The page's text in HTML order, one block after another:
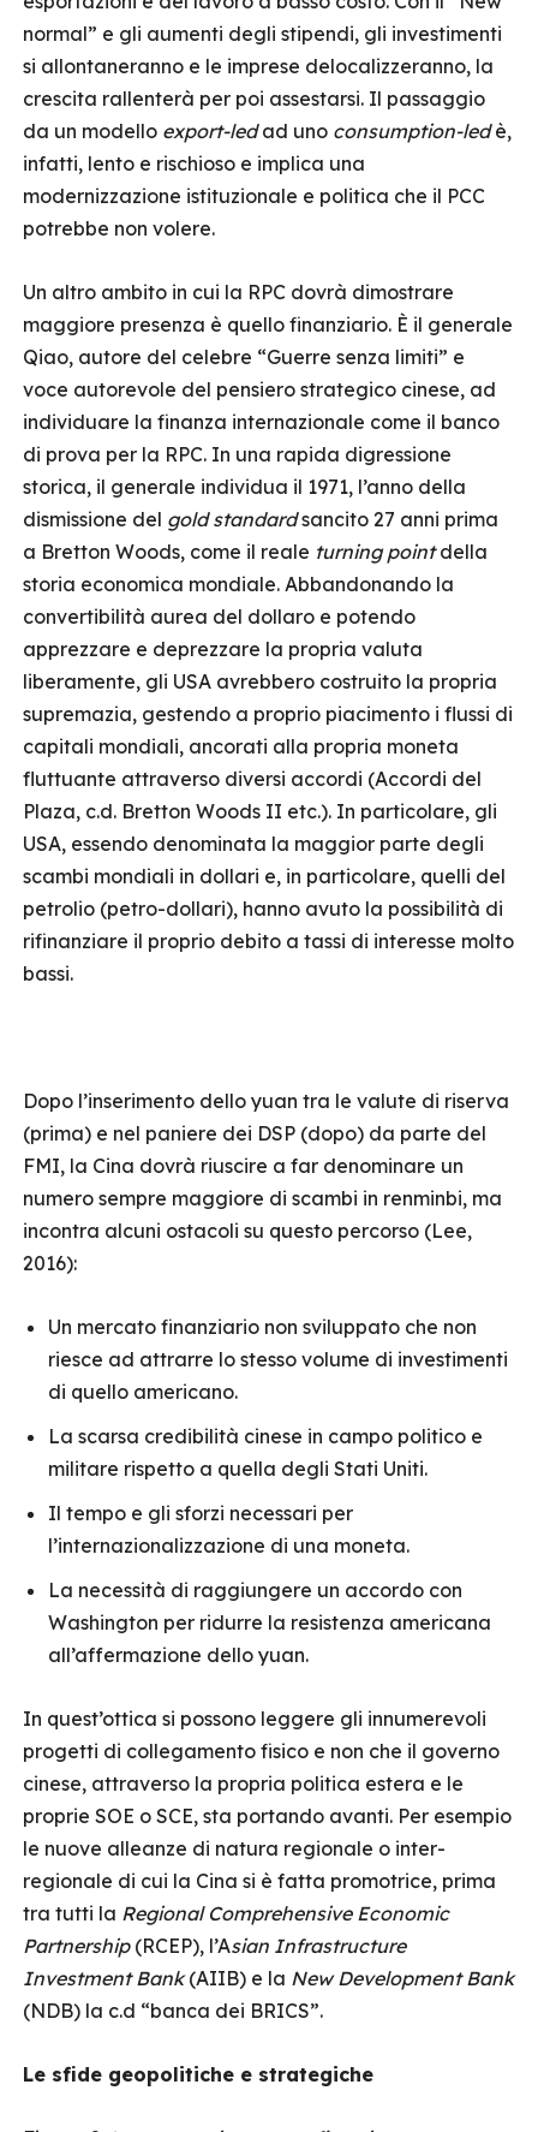
normal” e gli aumenti degli stipendi, gli investimenti
si allontaneranno e le imprese delocalizzeranno, la
crescita rallenterà per poi assestarsi. Il passaggio
da un modello export-ledad uno consumption-ledè,
infatti, lento e rischioso e implica una
modernizzazione istituzionale e politica che il PCC
potrebbe non volere.
Un altro ambito in cui la RPC dovrà dimostrare
maggiore presenza è quello finanziario. È il generale
Qiao, autore del celebre “Guerre senza limiti” e
voce autorevole del pensiero strategico cinese, ad
individuare la finanza internazionale come il banco
di prova per la RPC. In una rapida digressione
storica, il generale individua il 1971, l’anno della
dismissione del gold standardsancito 27 anni prima
a Bretton Woods, come il reale turning pointdella
storia economica mondiale. Abbandonando la
convertibilità aurea del dollaro e potendo
apprezzare e deprezzare la propria valuta
liberamente, gli USA avrebbero costruito la propria
supremazia, gestendo a proprio piacimento i flussi di
capitali mondiali, ancorati alla propria moneta
fluttuante attraverso diversi accordi (Accordi del
Plaza, c.d. Bretton Woods II etc.). In particolare, gli
USA, essendo denominata la maggior parte degli
scambi mondiali in dollari e, in particolare, quelli del
petrolio (petro-dollari), hanno avuto la possibilità di
rifinanziare il proprio debito a tassi di interesse molto
bassi.
Dopo l’inserimento dello yuan tra le valute di riserva
(prima) e nel paniere dei DSP (dopo) da parte del
FMI, la Cina dovrà riuscire a far denominare un
numero sempre maggiore di scambi in renminbi, ma
incontra alcuni ostacoli su questo percorso (Lee,
2016):
Un mercato finanziario non sviluppato che non
riesce ad attrarre lo stesso volume di investimenti
di quello americano.
La scarsa credibilità cinese in campo politico e
militare rispetto a quella degli Stati Uniti.
Il tempo e gli sforzi necessari per
l’internazionalizzazione di una moneta.
La necessità di raggiungere un accordo con
Washington per ridurre la resistenza americana
all’affermazione dello yuan.
In quest’ottica si possono leggere gli innumerevoli
progetti di collegamento fisico e non che il governo
cinese, attraverso la propria politica estera e le
proprie SOE o SCE, sta portando avanti. Per esempio
le nuove alleanze di natura regionale o inter-
regionale di cui la Cina si è fatta promotrice, prima
tra tutti la Regional Comprehensive Economic
Partnership (RCEP), l’Asian Infrastructure
Investment Bank(AIIB) e la New Development Bank
(NDB) la c.d “banca dei BRICS”.
Le sfide geopolitiche e strategiche